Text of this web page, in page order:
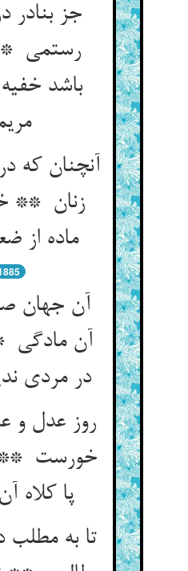
جز بنادر
رستمی
باشد
مریمی
آنچنان که
زنان **
ماده از ضعف جنان
آن جهان
آن
در مردی ندید آمادگی
روز عدل و
خورست
تا به مطلب